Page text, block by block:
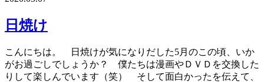
日焼け
こんにちは。 日焼けが気になりだした5月のこの頃、いか
がお過ごしでしょうか？ 僕たちは漫画やＤＶＤを交換した
りして楽しんでいます（笑） そして面白かったを伝えて、